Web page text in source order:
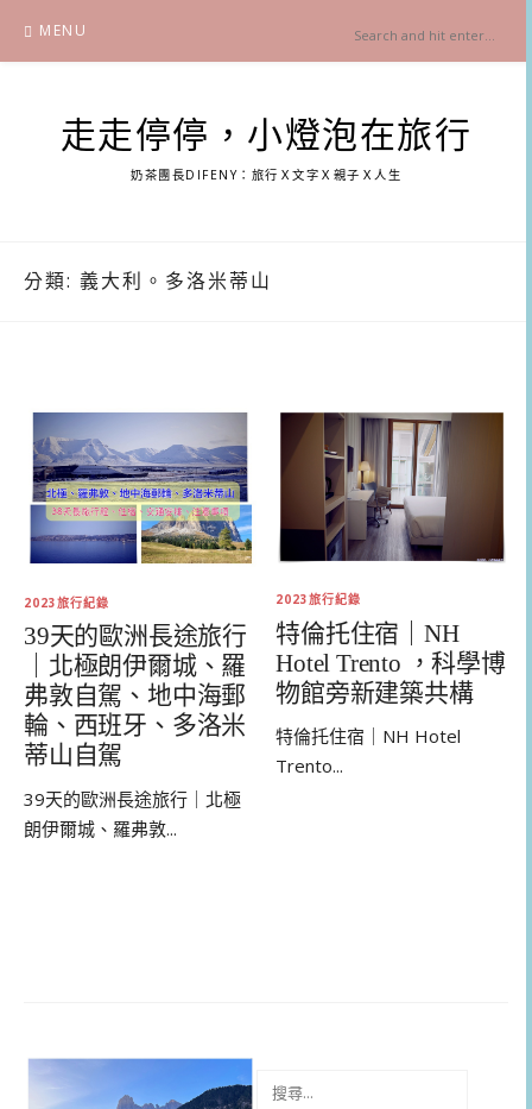
content
MENU
走走停停，小燈泡在旅行
奶茶團長DIFENY：旅行Ｘ文字Ｘ親子Ｘ人生
分類: 義大利。多洛米蒂山
2023旅行紀錄
39天的歐洲長途旅行
｜北極朗伊爾城、羅
弗敦自駕、地中海郵
輪、西班牙、多洛米
蒂山自駕
39天的歐洲長途旅行｜北極
朗伊爾城、羅弗敦...
2023旅行紀錄
特倫托住宿｜NH
Hotel Trento ，科學博
物館旁新建築共構
特倫托住宿｜NH Hotel
Trento...